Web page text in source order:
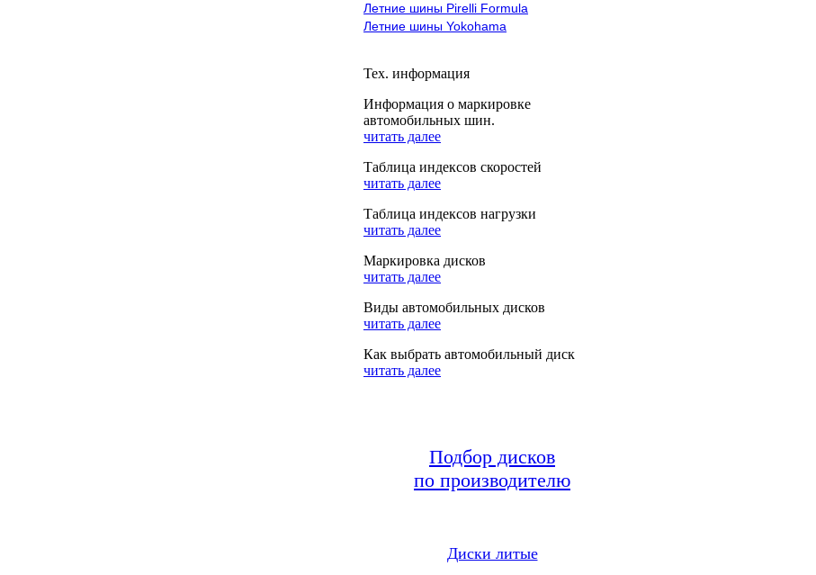
Летние шины Pirelli Formula
Летние шины Yokohama
Тех. информация
Информация о маркировке
автомобильных шин.
читать далее
Таблица индексов скоростей
читать далее
Таблица индексов нагрузки
читать далее
Маркировка дисков
читать далее
Виды автомобильных дисков
читать далее
Как выбрать автомобильный диск
читать далее
Подбор дисков
по производителю
Диски литые